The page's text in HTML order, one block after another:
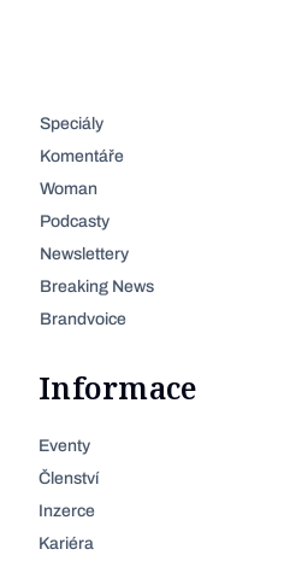
Speciály
Komentáře
Woman
Podcasty
Newslettery
Breaking News
Brandvoice
Informace
Eventy
Členství
Inzerce
Kariéra